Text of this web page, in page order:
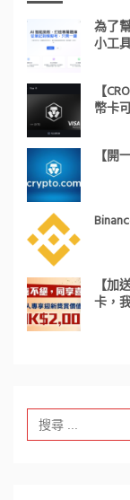
為了
小工
【
幣卡
【
【
卡，
Search
for: